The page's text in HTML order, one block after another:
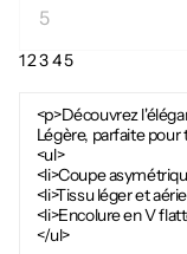
12345
<p>Découvrez
Légère, parfaite pour
<ul>
<li>Coupe
<li>Tissu léger et
<li>Encolure en V
</ul>